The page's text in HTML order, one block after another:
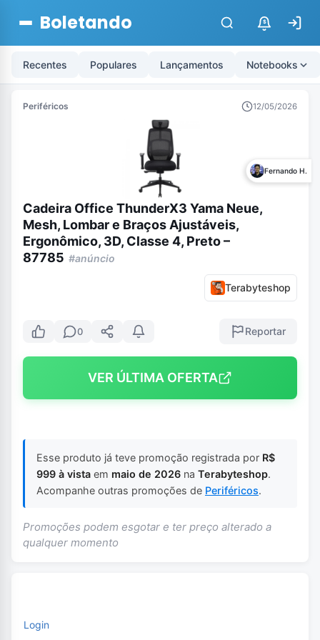
Boletando $
Recentes Populares Lançamentos Notebooks
Periféricos 12/05/2026
Fernando H.
Cadeira Office ThunderX3 Yama Neue,
Mesh, Lombar e Braços Ajustáveis,
Ergonômico, 3D, Classe 4, Preto –
87785 #anúncio
Terabyteshop
0 Reportar
VER ÚLTIMA OFERTA
Esse produto já teve promoção registrada por R$
999 à vista em maio de 2026 na Terabyteshop.
Acompanhe outras promoções de Periféricos.
Promoções podem esgotar e ter preço alterado a
qualquer momento
Login